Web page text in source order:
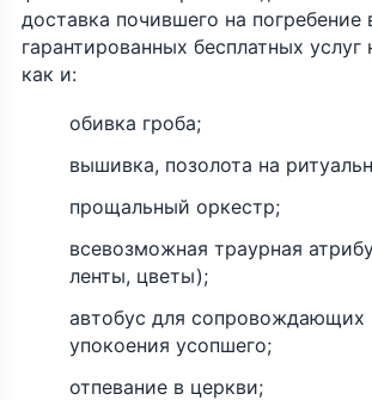
доставка почившего на погребение
гарантированных бесплатных
как и:
обивка гроба;
вышивка, позолота на
прощальный оркестр;
всевозможная траурная
ленты, цветы);
автобус для сопровождающих
упокоения усопшего;
отпевание в церкви;